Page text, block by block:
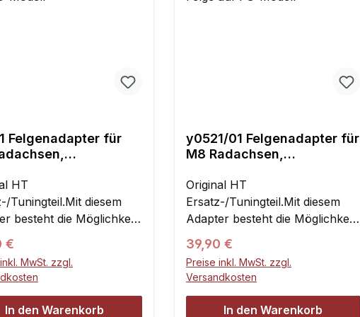
Felgenadapter für
HT
Tuningteil.Mit diesem
besteht die Möglichkeit,
HPI-
Reifen auf FG, Carson
und viele weitere
zu montieren. Losi 5ive
können ebenfalls
Preis:
€
MwSt. zzgl.
In den Warenkorb
y0521/01 Felgenadapter für
M8 Radachsen,
Modell
Original HT
Ersatz-/Tuningteil.Mit diesem
Adapter besteht die Möglichkeit,
alle MadMax/HPI-
Felgen/Reifen auf FG, Carson
2WD/4WD und viele weitere
Modelle zu montieren. Losi 5ive
Reifen können ebenfalls
Regulärer Preis:
39,90 €
Preise inkl. MwSt. zzgl.
Versandkosten
In den Warenkorb